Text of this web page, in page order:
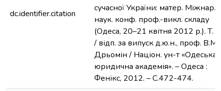
dc.identifier.citation
сучасної України: матер. Міжнар.
наук. конф. проф.-викл. складу
(Одеса, 20–21 квітня 2012 р.). Т. 2
/ відп. за випуск д.ю.н., проф. В.М.
Дрьомін / Націон. ун-т «Одеська
юридична академія». – Одеса :
Фенікс, 2012. – С.472-474.